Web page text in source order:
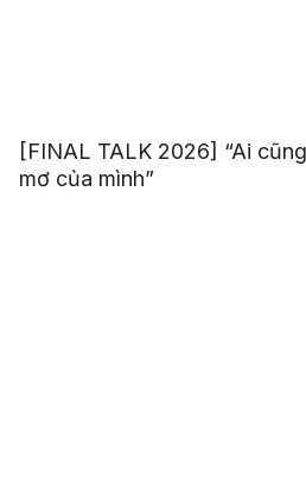
[FINAL TALK 2026] “Ai
mơ của mình”